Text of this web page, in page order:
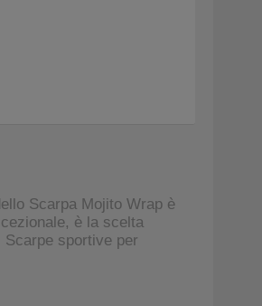
Scarpa Mojito Wrap è
è la scelta
Scarpe sportive per